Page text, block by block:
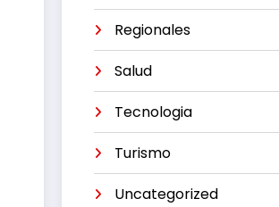
Regionales
Salud
Tecnologia
Turismo
Uncategorized